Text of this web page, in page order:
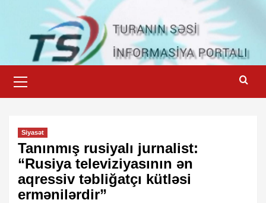
content
Menu
Siyasət
Tanınmış rusiyalı jurnalist:
“Rusiya televiziyasının ən
aqressiv təbliğatçı kütləsi
ermənilərdir”